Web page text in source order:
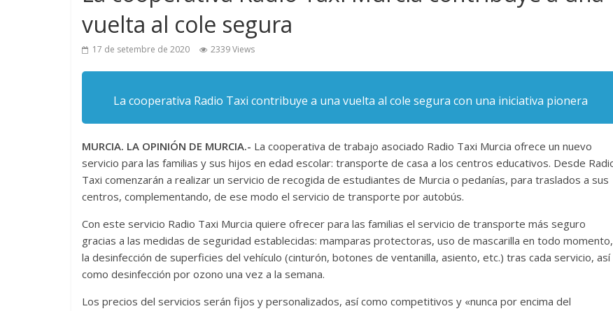
vuelta al cole segura
17 de setembre de 2020 2339 Views
La cooperativa Radio Taxi contribuye a una vuelta al cole segura con una iniciativa pionera
MURCIA. LA OPINIÓN DE MURCIA.- La cooperativa de trabajo asociado Radio Taxi Murcia ofrece un nuevo
servicio para las familias y sus hijos en edad escolar: transporte de casa a los centros educativos. Desde
Taxi comenzarán a realizar un servicio de recogida de estudiantes de Murcia o pedanías, para traslados a sus
centros, complementando, de ese modo el servicio de transporte por autobús.
Con este servicio Radio Taxi Murcia quiere ofrecer para las familias el servicio de transporte más seguro
gracias a las medidas de seguridad establecidas: mamparas protectoras, uso de mascarilla en todo momento,
la desinfección de superficies del vehículo (cinturón, botones de ventanilla, asiento, etc.) tras cada servicio, así
como desinfección por ozono una vez a la semana.
Los precios del servicios serán fijos y personalizados, así como competitivos y «nunca por encima del